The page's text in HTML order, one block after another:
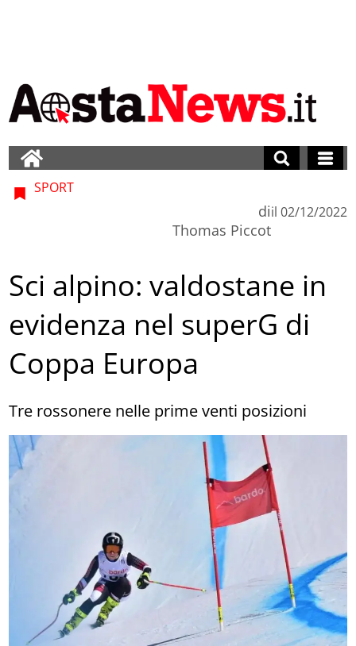
SPORT
di
Thomas Piccot
il 02/12/2022
Sci alpino: valdostane in
evidenza nel superG di
Coppa Europa
Tre rossonere nelle prime venti posizioni